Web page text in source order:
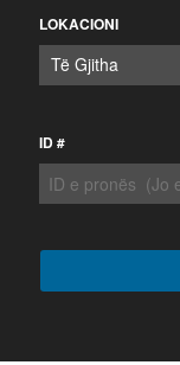
LOKACIONI
Të Gjitha
ID #